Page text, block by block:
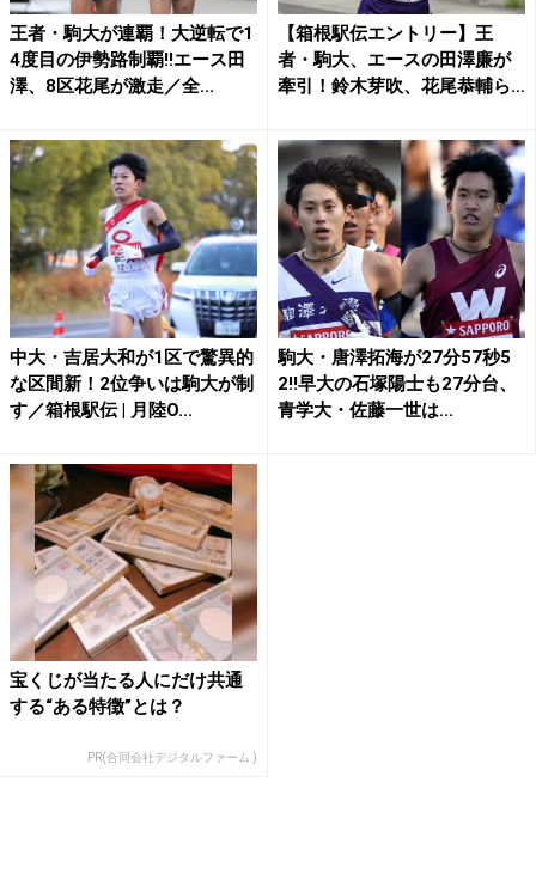
王者・駒大が連覇！大逆転で1
4度目の伊勢路制覇!!エース田
澤、8区花尾が激走／全...
【箱根駅伝エントリー】王
者・駒大、エースの田澤廉が
牽引！鈴木芽吹、花尾恭輔ら
中大・吉居大和が1区で驚異的
な区間新！2位争いは駒大が制
す／箱根駅伝 | 月陸O...
駒大・唐澤拓海が27分57秒5
2!!早大の石塚陽士も27分台、
青学大・佐藤一世は...
宝くじが当たる人にだけ共通
する“ある特徴”とは？
PR(合同会社デジタルファーム )